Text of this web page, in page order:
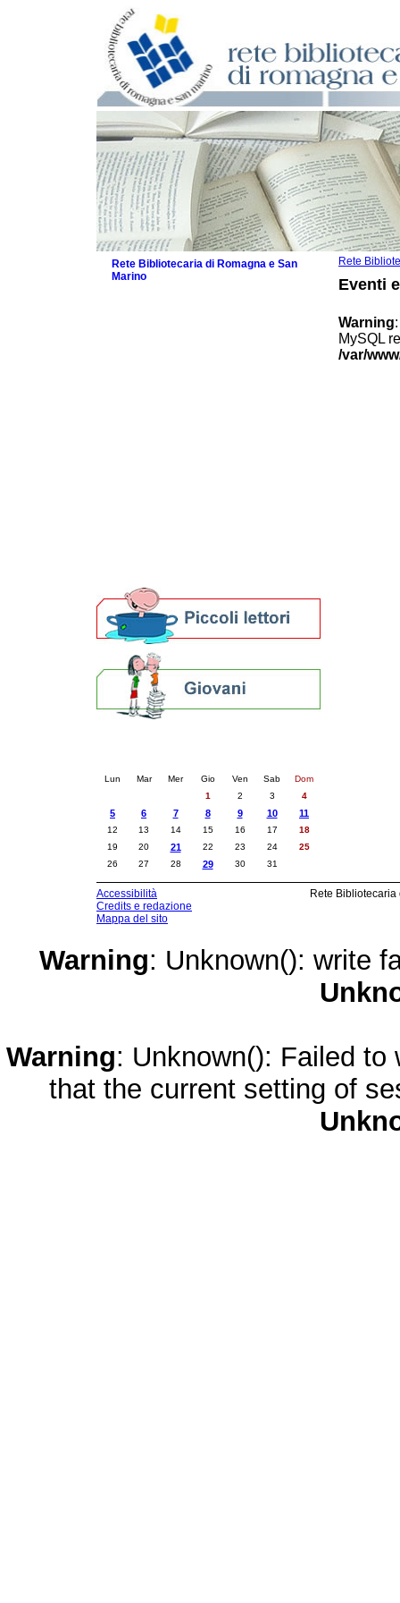
Rete
Eventi
Warning
MySQL
/var/
Rete Bibliotecaria di Romagna e San
Marino
Lun Mar Mer Gio Ven Sab
Dom
1
2 3 4
5 6 7 8 9 10 11
12 13 14 15 16 17
18
19
20 21 22 23 24
25
26
27 28 29 30 31
Accessibilità
Credits e redazione
Mappa del sito
Rete
Warning: Unknown(): write
Warning: Unknown(): Failed
that the current setting of